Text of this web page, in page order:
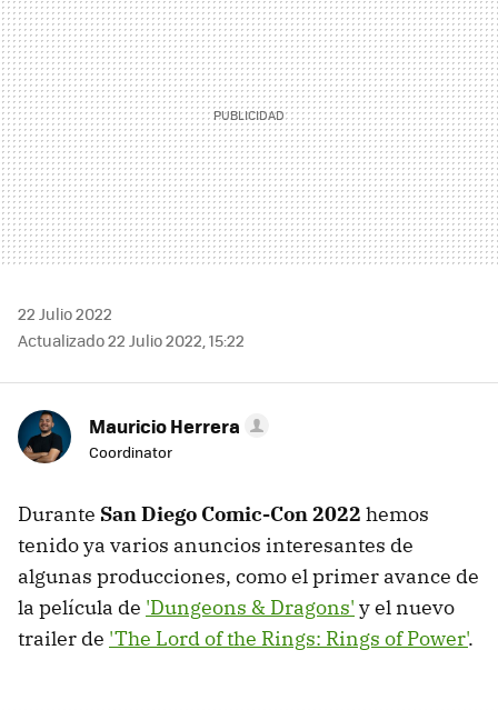
22 Julio 2022
Actualizado 22 Julio 2022, 15:22
Mauricio Herrera
Coordinator
Durante San Diego Comic-Con 2022 hemos
tenido ya varios anuncios interesantes de
algunas producciones, como el primer avance de
la película de 'Dungeons & Dragons' y el nuevo
trailer de 'The Lord of the Rings: Rings of Power'.